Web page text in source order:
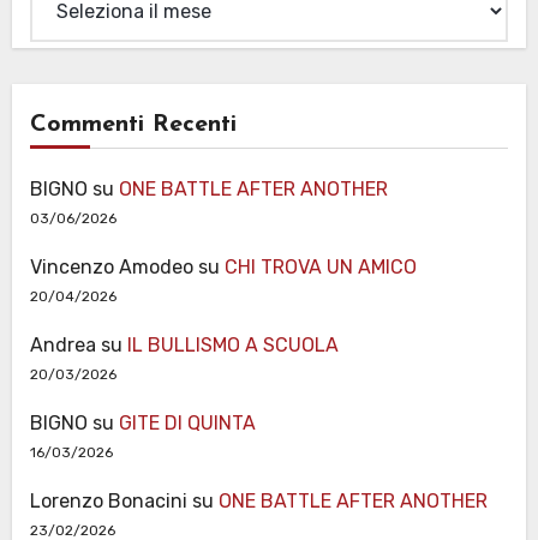
Commenti Recenti
BIGNO su ONE BATTLE AFTER ANOTHER
03/06/2026
Vincenzo Amodeosu CHI TROVA UN AMICO
20/04/2026
Andrea su IL BULLISMO A SCUOLA
20/03/2026
BIGNO su GITE DI QUINTA
16/03/2026
Lorenzo Bonacini su ONE BATTLE AFTER ANOTHER
23/02/2026